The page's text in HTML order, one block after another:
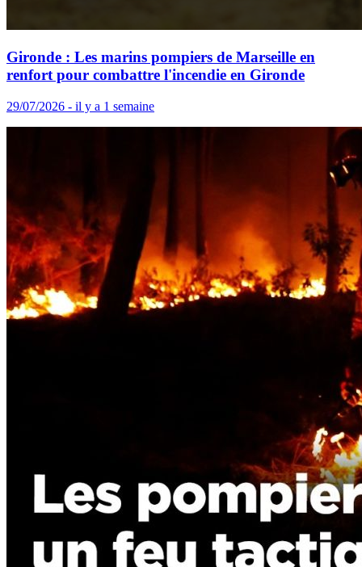
Gironde : Les marins pompiers de Marseille en
renfort pour combattre l'incendie en Gironde
29/07/2026 - il y a 1 semaine